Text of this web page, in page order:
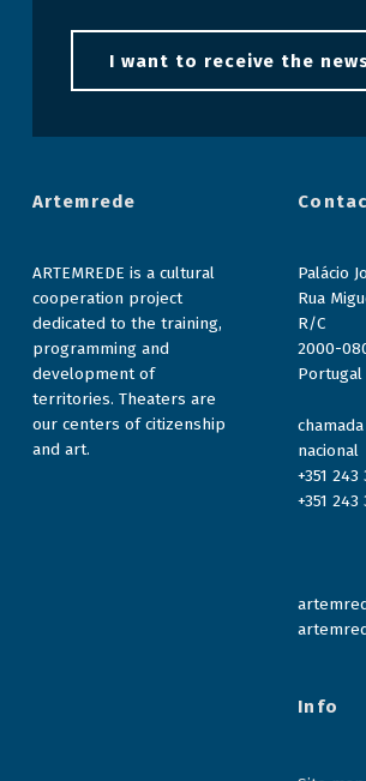
I want to receive the
Artemrede
ARTEMREDE is a cultural
cooperation project
dedicated to the training,
programming and
development of
territories. Theaters are
our centers of citizenship
and art.
Palácio
Rua
R/C
2000-
Portugal
nacional
+351 243
+351 243
Info